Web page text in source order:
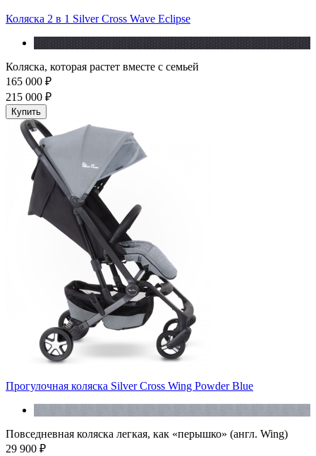
Коляска 2 в 1 Silver Cross Wave Eclipse
Коляска, которая растет вместе с семьей
165 000 ₽
215 000 ₽
Купить
Прогулочная коляска Silver Cross Wing Powder Blue
Повседневная коляска легкая, как «перышко» (англ. Wing)
29 900 ₽